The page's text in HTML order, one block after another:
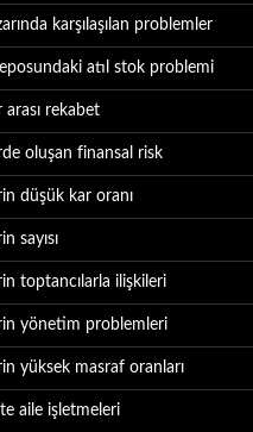
karşılaşılan problemler
atıl stok problemi
rekabet
oluşan finansal risk
düşük kar oranı
sayısı
toptancılarla ilişkileri
yönetim problemleri
yüksek masraf oranları
aile işletmeleri